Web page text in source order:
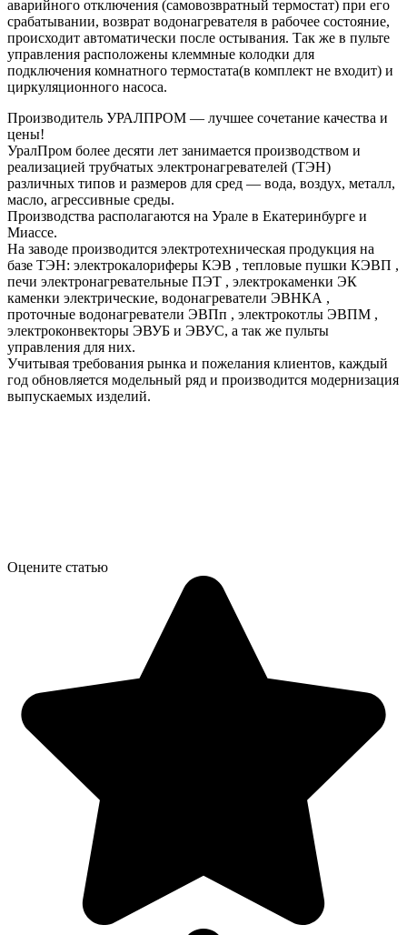
аварийного отключения (самовозвратный термостат) при его
срабатывании, возврат водонагревателя в рабочее состояние,
происходит автоматически после остывания. Так же в пульте
управления расположены клеммные колодки для
подключения комнатного термостата(в комплект не входит) и
циркуляционного насоса.
Производитель УРАЛПРОМ — лучшее сочетание качества и
цены!
УралПром более десяти лет занимается производством и
реализацией трубчатых электронагревателей (ТЭН)
различных типов и размеров для сред — вода, воздух, металл,
масло, агрессивные среды.
Производства располагаются на Урале в Екатеринбурге и
Миассе.
На заводе производится электротехническая продукция на
базе ТЭН: электрокалориферы КЭВ , тепловые пушки КЭВП ,
печи электронагревательные ПЭТ , электрокаменки ЭК
каменки электрические, водонагреватели ЭВНКА ,
проточные водонагреватели ЭВПп , электрокотлы ЭВПМ ,
электроконвекторы ЭВУБ и ЭВУС, а так же пульты
управления для них.
Учитывая требования рынка и пожелания клиентов, каждый
год обновляется модельный ряд и производится модернизация
выпускаемых изделий.
Оцените статью